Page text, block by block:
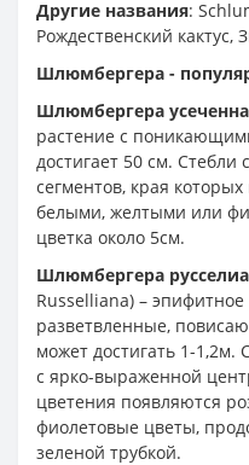
Другие названия:
Рождественский кактус,
Шлюмбергера -
Шлюмбергера
растение с
достигает 50 см. Стебли
сегментов, края
белыми, желтыми или
цветка около 5см.
Шлюмбергера
Russelliana) –
разветвленные,
может достигать 1-1,2м.
с ярко-выраженной
цветения появляются
фиолетовые цветы,
зеленой трубкой.